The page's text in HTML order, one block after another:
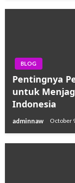
BLOG
Pentingnya
untuk
Indonesia
adminnaw October